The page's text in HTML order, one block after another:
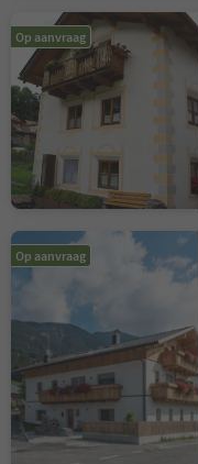
Op aanvraag
Op aanvraag